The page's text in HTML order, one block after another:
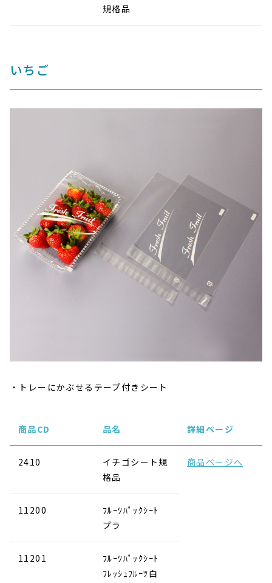
規格品
いちご
トレーにかぶせるテープ付きシート
商品CD 品名 詳細ページ
2410
イチゴシート規
格品
商品ページへ
11200
ﾌﾙｰﾂﾊﾟｯｸｼｰﾄ
プラ
11201
ﾌﾙｰﾂﾊﾟｯｸｼｰﾄ
ﾌﾚｯｼｭﾌﾙｰﾂ白